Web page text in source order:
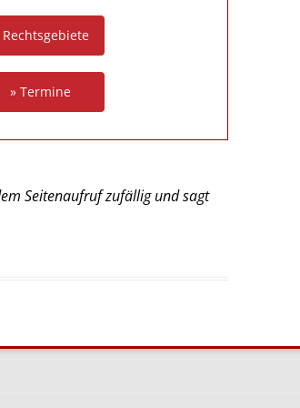
Rechtsgebiete
» Termine
Seitenaufruf zufällig und sagt